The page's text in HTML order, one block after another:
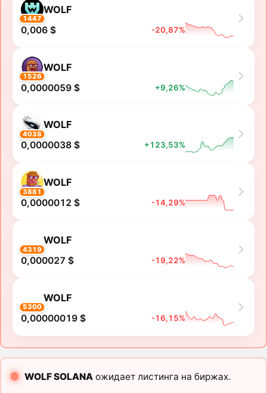
1447
WOLF
0,006 $ -20,87%
1526
WOLF
0,0000059 $ +9,26%
4038
WOLF
0,0000038 $ +123,53%
3881
WOLF
0,0000012 $ -14,29%
4319
WOLF
0,000027 $ -19,22%
5300
WOLF
0,00000019 $ -16,15%
WOLF SOLANA ожидает листинга на биржах.